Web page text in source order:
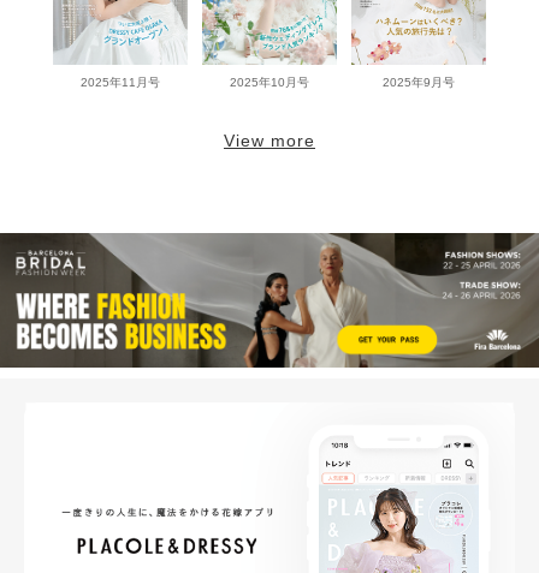
2025年11月号 2025年10月号 2025年9月号
View more